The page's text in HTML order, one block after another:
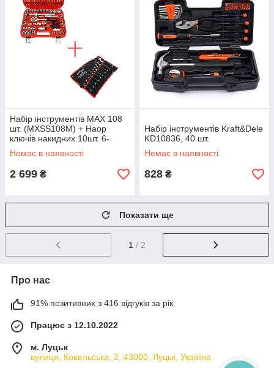
Набір інструментів MAX 108
шт. (MXSS108M) + Наор
ключів накидних 10шт. 6-
32мм Kraft&Dele KD10929
Немає в наявності
2 699 ₴
Набір інструментів Kraft&Dele
KD10836, 40 шт.
Немає в наявності
828 ₴
Показати ще
1 / 2
Про нас
91% позитивних з 416 відгуків за рік
Працює з 12.10.2022
м. Луцьк
вулиця, Ковельська, 2, 43000, Луцьк, Україна